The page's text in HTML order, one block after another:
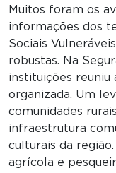
Muitos foram os
informações dos
Sociais
robustas. Na
instituições reuniu
organizada. Um
comunidades
infraestrutura
culturais da
agrícola e